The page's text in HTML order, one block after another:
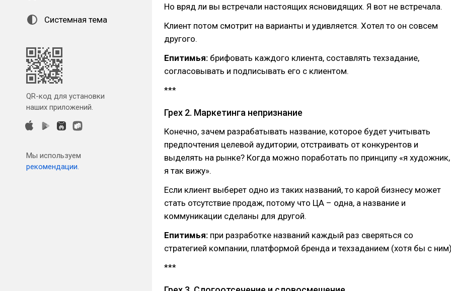
Системная тема
QR-код для установки
наших приложений.
Мы используем
рекомендации.
Но вряд ли вы встречали настоящих ясновидящих. Я вот не встречала.⠀
Клиент потом смотрит на варианты и удивляется. Хотел то он совсем
другого.⠀
Епитимья: брифовать каждого клиента, составлять техзадание,
согласовывать и подписывать его с клиентом. ⠀
***⠀
Грех 2. Маркетинга непризнание⠀
Конечно, зачем разрабатывать название, которое будет учитывать
предпочтения целевой аудитории, отстраивать от конкурентов и
выделять на рынке? Когда можно поработать по принципу «я художник,
я так вижу».⠀
Если клиент выберет одно из таких названий, то карой бизнесу может
стать отсутствие продаж, потому что ЦА – одна, а название и
коммуникации сделаны для другой.⠀
Епитимья: при разработке названий каждый раз сверяться со
стратегией компании, платформой бренда и техзаданием (хотя бы с
***